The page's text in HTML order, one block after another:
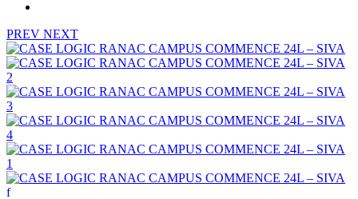
PREV NEXT